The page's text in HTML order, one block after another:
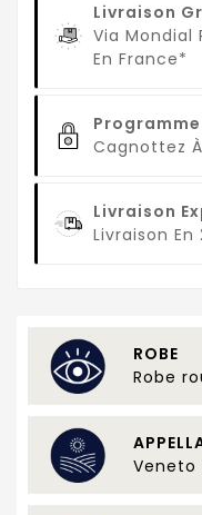
Livraison
Via Mondial
En France*
Cagnottez
Livraison
Livraison
ROBE
Robe
Veneto